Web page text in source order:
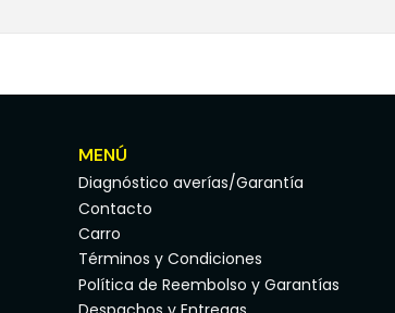
MENÚ
Diagnóstico averías/Garantía
Contacto
Carro
Términos y Condiciones
Política de Reembolso y Garantías